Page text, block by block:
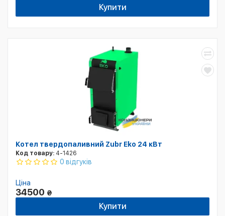
Купити
Котел твердопаливний Zubr Eko 24 кВт
Код товару: 4-1426
0 відгуків
Ціна
34500 ₴
Купити